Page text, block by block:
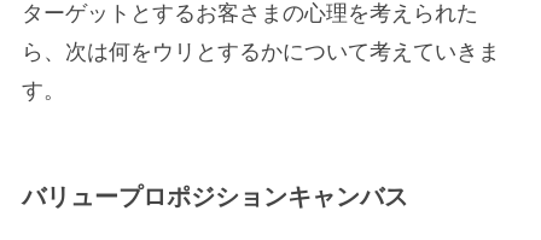
ターゲットとするお客さまの心理を考えられた
ら、次は何をウリとするかについて考えていきま
す。
バリュープロポジションキャンバス